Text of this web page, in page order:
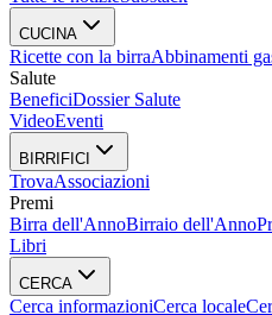
CUCINA
Ricette con la birraAbbinamenti
Salute
BeneficiDossier Salute
VideoEventi
BIRRIFICI
TrovaAssociazioni
Premi
Birra dell'AnnoBirraio dell'Anno
Libri
CERCA
Cerca informazioniCerca locale